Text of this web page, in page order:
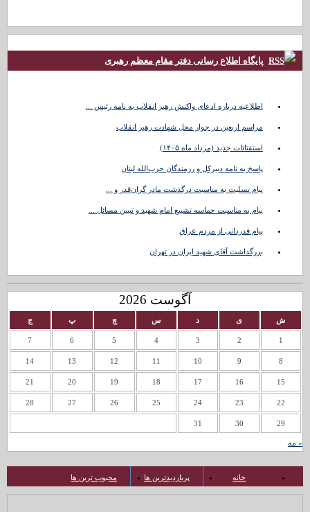
پایگاه اطلاع رسانی دفتر مقام معظم رهبری
اطلاعیه درباره ادعای واکنش رهبر انقلاب به نامه رئیس ...
مراسم اربعین در جوار محل شهادت رهبر انقلاب
استفتائات جدید (مرداد ماه ۱۴۰۵)
پاسخ به نامه دبیرکل و رزمندگان حزب‌الله لبنان
پیام تسلیت به مناسبت درگذشت مادر گران‌قدر و ...
پیام به مناسبت حماسه تشییع امام شهید و تبیین مسائل ...
پیام قدردانی از مردم عراق
بزرگداشت آقای شهید ایران در تهران
آگوست 2026
ش ی د س چ پ ج
1
2
3
4
5
6
7
8
9
10
11
12
13
14
15
16
17
18
19
20
21
22
23
24
25
26
27
28
29
30
31
« مه
خانه پربازدیدترین ها محبوب ترین ها